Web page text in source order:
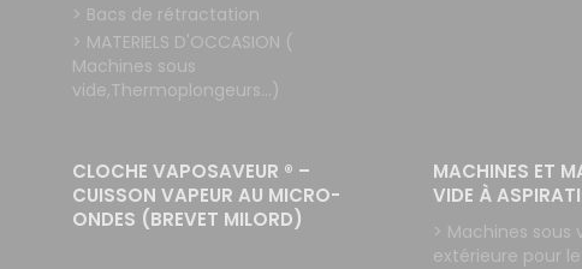
> Bacs de rétractation
> MATERIELS D'OCCASION (
Machines sous
vide,Thermoplongeurs...)
CLOCHE VAPOSAVEUR ® –
CUISSON VAPEUR AU MICRO-
ONDES (BREVET MILORD)
MACHINES ET
VIDE À
> Machines sous
extérieure pour